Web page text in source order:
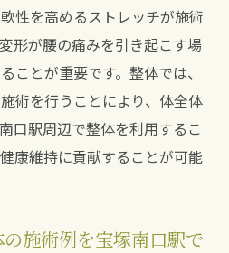
性を高めるストレッチが施術
形が腰の痛みを引き起こす場
ことが重要です。整体では、
術を行うことにより、体全体
口駅周辺で整体を利用するこ
康維持に貢献することが可能
施術例を宝塚南口駅で